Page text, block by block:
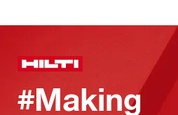
#Making